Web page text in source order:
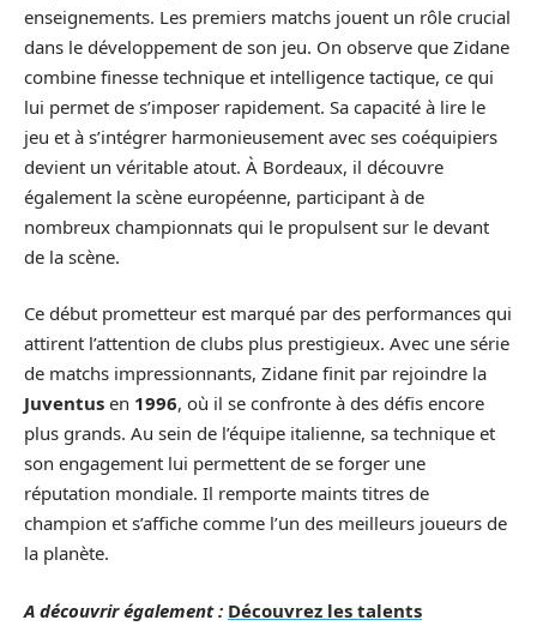
enseignements. Les premiers matchs jouent un rôle crucial
dans le développement de son jeu. On observe que Zidane
combine finesse technique et intelligence tactique, ce qui
lui permet de s’imposer rapidement. Sa capacité à lire le
jeu et à s’intégrer harmonieusement avec ses coéquipiers
devient un véritable atout. À Bordeaux, il découvre
également la scène européenne, participant à de
nombreux championnats qui le propulsent sur le devant
de la scène.
Ce début prometteur est marqué par des performances qui
attirent l’attention de clubs plus prestigieux. Avec une série
de matchs impressionnants, Zidane finit par rejoindre la
Juventus en 1996, où il se confronte à des défis encore
plus grands. Au sein de l’équipe italienne, sa technique et
son engagement lui permettent de se forger une
réputation mondiale. Il remporte maints titres de
champion et s’affiche comme l’un des meilleurs joueurs de
la planète.
A découvrir également : Découvrez les talents